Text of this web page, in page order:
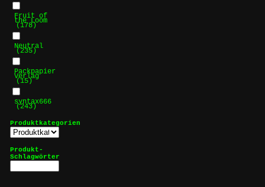
Fruit of
the Loom
(178)
Neutral
(235)
Packpapier
Verlag
(15)
syntax666
(243)
Produktkategorien
Produkt-
Schlagwörter